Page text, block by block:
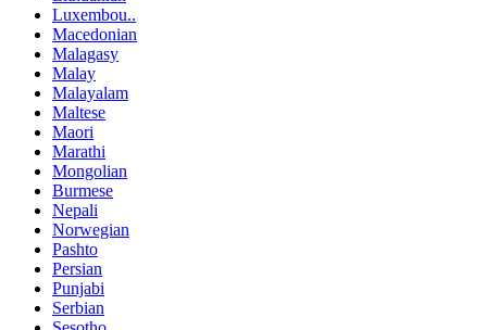
Luxembou..
Macedonian
Malagasy
Malay
Malayalam
Maltese
Maori
Marathi
Mongolian
Burmese
Nepali
Norwegian
Pashto
Persian
Punjabi
Serbian